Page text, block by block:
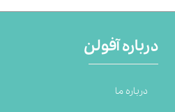
درباره آفولن
درباره ما